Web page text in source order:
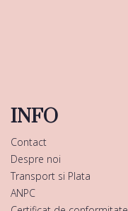
INFO
Contact
Despre noi
Transport si Plata
ANPC